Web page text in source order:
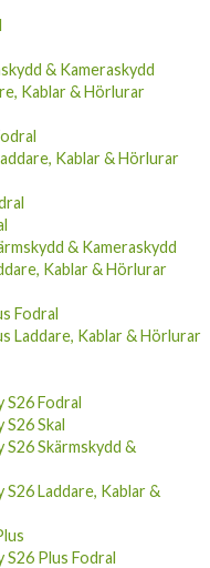
& Kameraskydd
Kablar & Hörlurar
Kablar & Hörlurar
& Kameraskydd
Kablar & Hörlurar
Fodral
Laddare, Kablar & Hörlurar
S26 Fodral
S26 Skal
S26 Skärmskydd &
S26 Laddare, Kablar &
S26 Plus Fodral